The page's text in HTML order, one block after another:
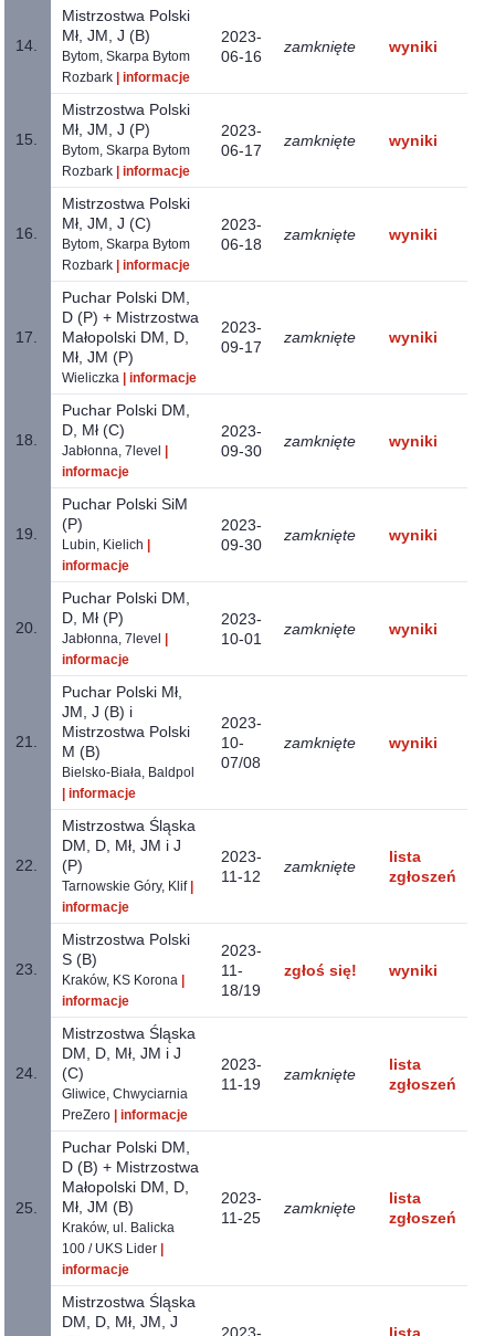
14.
Mistrzostwa Polski
Mł, JM, J (B)
Bytom, Skarpa Bytom
Rozbark | informacje
2023-
06-16
zamknięte wyniki
15.
Mistrzostwa Polski
Mł, JM, J (P)
Bytom, Skarpa Bytom
Rozbark | informacje
2023-
06-17
zamknięte wyniki
16.
Mistrzostwa Polski
Mł, JM, J (C)
Bytom, Skarpa Bytom
Rozbark | informacje
2023-
06-18
zamknięte wyniki
17.
Puchar Polski DM,
D (P) + Mistrzostwa
Małopolski DM, D,
Mł, JM (P)
Wieliczka | informacje
2023-
09-17
zamknięte wyniki
18.
Puchar Polski DM,
D, Mł (C)
Jabłonna, 7level |
informacje
2023-
09-30
zamknięte wyniki
19.
Puchar Polski SiM
(P)
Lubin, Kielich |
informacje
2023-
09-30
zamknięte wyniki
20.
Puchar Polski DM,
D, Mł (P)
Jabłonna, 7level |
informacje
2023-
10-01
zamknięte wyniki
21.
Puchar Polski Mł,
JM, J (B) i
Mistrzostwa Polski
M (B)
Bielsko-Biała, Baldpol
| informacje
2023-
10-
07/08
zamknięte wyniki
22.
Mistrzostwa Śląska
DM, D, Mł, JM i J
(P)
Tarnowskie Góry, Klif |
informacje
2023-
11-12
zamknięte
lista
zgłoszeń
23.
Mistrzostwa Polski
S (B)
Kraków, KS Korona |
informacje
2023-
11-
18/19
zgłoś się! wyniki
24.
Mistrzostwa Śląska
DM, D, Mł, JM i J
(C)
Gliwice, Chwyciarnia
PreZero | informacje
2023-
11-19
zamknięte
lista
zgłoszeń
25.
Puchar Polski DM,
D (B) + Mistrzostwa
Małopolski DM, D,
Mł, JM (B)
Kraków, ul. Balicka
100 / UKS Lider |
informacje
2023-
11-25
zamknięte
lista
zgłoszeń
Mistrzostwa Śląska
DM, D, Mł, JM, J
2023-
lista